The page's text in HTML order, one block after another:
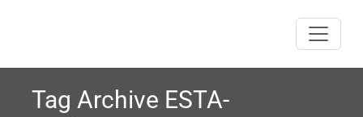
Tag Archive ESTA-